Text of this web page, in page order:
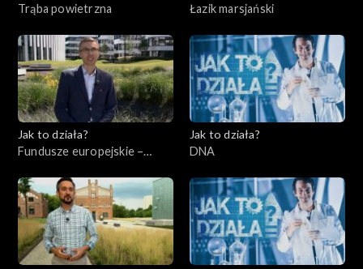
Trąba powietrzna
Łazik marsjański
Jak to działa?
Fundusze europejskie –
Jak to działa?
DNA